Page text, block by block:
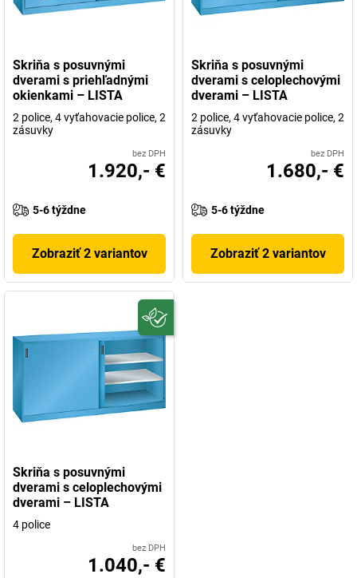
Skriňa s posuvnými
dverami s priehľadnými
okienkami – LISTA
2 police, 4 vyťahovacie police, 2
zásuvky
bez DPH
1.920,- €
5-6 týždne
Zobraziť 2 variantov
Skriňa s posuvnými
dverami s celoplechovými
dverami – LISTA
2 police, 4 vyťahovacie police, 2
zásuvky
bez DPH
1.680,- €
5-6 týždne
Zobraziť 2 variantov
Skriňa s posuvnými
dverami s celoplechovými
dverami – LISTA
4 police
bez DPH
1.040,- €